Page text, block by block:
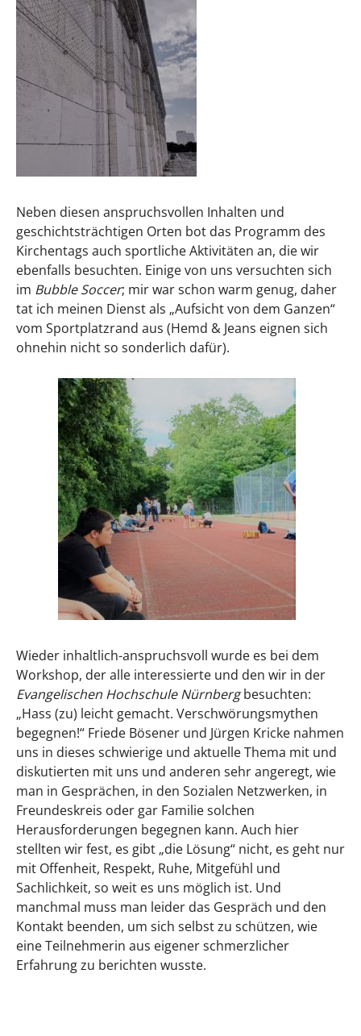
Neben diesen anspruchsvollen Inhalten und
geschichtsträchtigen Orten bot das Programm des
Kirchentags auch sportliche Aktivitäten an, die wir
ebenfalls besuchten. Einige von uns versuchten sich
im Bubble Soccer; mir war schon warm genug, daher
tat ich meinen Dienst als „Aufsicht von dem Ganzen“
vom Sportplatzrand aus (Hemd & Jeans eignen sich
ohnehin nicht so sonderlich dafür).
Wieder inhaltlich-anspruchsvoll wurde es bei dem
Workshop, der alle interessierte und den wir in der
Evangelischen Hochschule Nürnbergbesuchten:
„Hass (zu) leicht gemacht. Verschwörungsmythen
begegnen!“ Friede Bösener und Jürgen Kricke nahmen
uns in dieses schwierige und aktuelle Thema mit und
diskutierten mit uns und anderen sehr angeregt, wie
man in Gesprächen, in den Sozialen Netzwerken, in
Freundeskreis oder gar Familie solchen
Herausforderungen begegnen kann. Auch hier
stellten wir fest, es gibt „die Lösung“ nicht, es geht nur
mit Offenheit, Respekt, Ruhe, Mitgefühl und
Sachlichkeit, so weit es uns möglich ist. Und
manchmal muss man leider das Gespräch und den
Kontakt beenden, um sich selbst zu schützen, wie
eine Teilnehmerin aus eigener schmerzlicher
Erfahrung zu berichten wusste.